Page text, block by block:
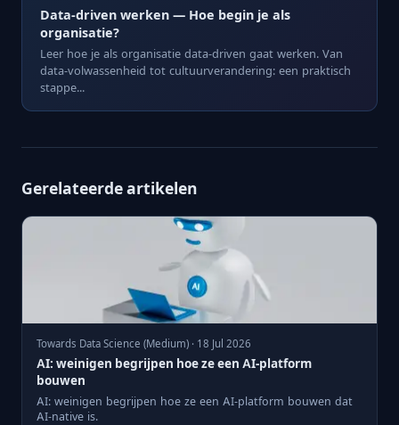
Data-driven werken — Hoe begin je als
organisatie?
Leer hoe je als organisatie data-driven gaat werken. Van
data-volwassenheid tot cultuurverandering: een praktisch
stappe...
Gerelateerde artikelen
Towards Data Science (Medium) · 18 Jul 2026
AI: weinigen begrijpen hoe ze een AI-platform
bouwen
AI: weinigen begrijpen hoe ze een AI-platform bouwen dat
AI-native is.